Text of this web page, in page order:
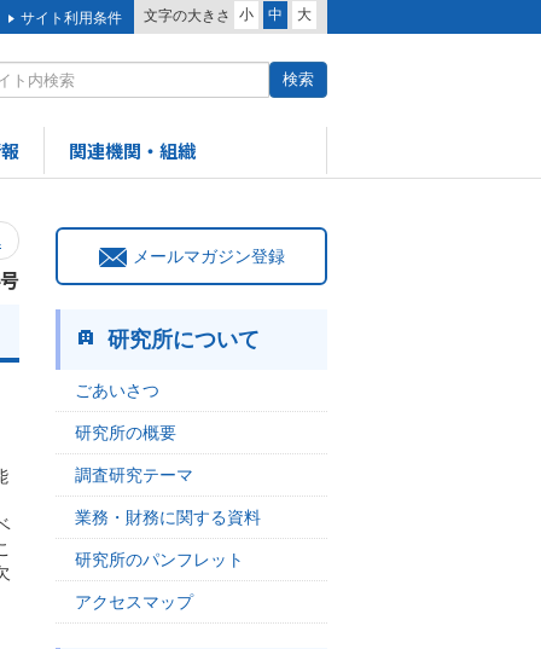
文字の大きさ 小 中 大
サイト利用条件
関連機関・組織
メールマガジン登録
研究所について
ごあいさつ
研究所の概要
調査研究テーマ
業務・財務に関する資料
研究所のパンフレット
アクセスマップ